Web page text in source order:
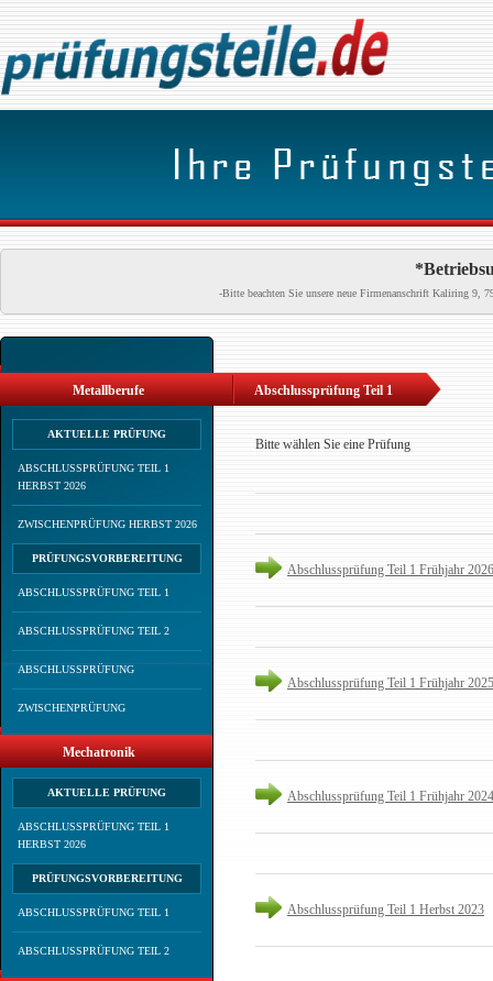
-Bitte beachten Sie unsere neue Firmenanschrift Kaliring 9,
Metallberufe
AKTUELLE PRÜFUNG
ABSCHLUSSPRÜFUNG TEIL 1
HERBST 2026
ZWISCHENPRÜFUNG HERBST 2026
PRÜFUNGSVORBEREITUNG
ABSCHLUSSPRÜFUNG TEIL 1
ABSCHLUSSPRÜFUNG TEIL 2
ABSCHLUSSPRÜFUNG
ZWISCHENPRÜFUNG
Mechatronik
AKTUELLE PRÜFUNG
ABSCHLUSSPRÜFUNG TEIL 1
HERBST 2026
PRÜFUNGSVORBEREITUNG
ABSCHLUSSPRÜFUNG TEIL 1
ABSCHLUSSPRÜFUNG TEIL 2
Abschlussprüfung Teil 1
Bitte wählen Sie eine Prüfung
Abschlussprüfung Teil 1 Frühjahr 2026
Abschlussprüfung Teil 1 Frühjahr 2025
Abschlussprüfung Teil 1 Frühjahr 2024
Abschlussprüfung Teil 1 Herbst 2023